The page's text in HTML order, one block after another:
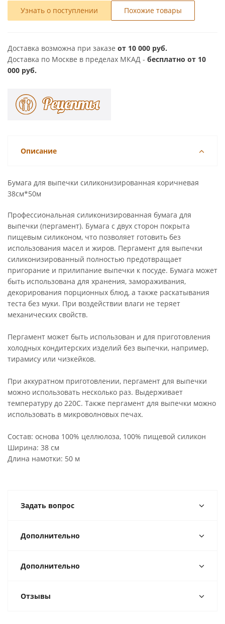
Узнать о поступлении Похожие товары
Доставка возможна при заказе от 10 000 руб.
Доставка по Москве в пределах МКАД - бесплатно от 10
000 руб.
Описание
Бумага для выпечки силиконизированная коричневая
38см*50м
Профессиональная силиконизированная бумага для
выпечки (пергамент). Бумага с двух сторон покрыта
пищевым силиконом, что позволяет готовить без
использования масел и жиров. Пергамент для выпечки
силиконизированный полностью предотвращает
пригорание и прилипание выпечки к посуде. Бумага может
быть использована для хранения, замораживания,
декорирования порционных блюд, а также раскатывания
теста без муки. При воздействии влаги не теряет
механических свойств.
Пергамент может быть использован и для приготовления
холодных кондитерских изделий без выпечки, например,
тирамису или чизкейков.
При аккуратном приготовлении, пергамент для выпечки
можно использовать несколько раз. Выдерживает
температуру до 220С. Также пергамент для выпечки можно
использовать в микроволновых печах.
Состав: основа 100% целлюлоза, 100% пищевой силикон
Ширина: 38 см
Длина намотки: 50 м
Задать вопрос
Дополнительно
Дополнительно
Отзывы